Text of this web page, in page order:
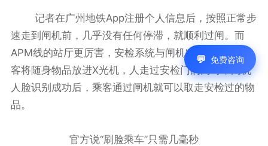
记者在广州地铁App注册个人信息后，按照正常步
速走到闸机前，几乎没有任何停滞，就顺利过闸。而
APM线的站厅更厉害，安检系统与闸机“合二为一”，乘
客将随身物品放进X光机，人走过安检门的同时，闸机
人脸识别成功后，乘客通过闸机就可以取走安检过的物
品。
官方说“刷脸乘车”只需几毫秒
免费咨询